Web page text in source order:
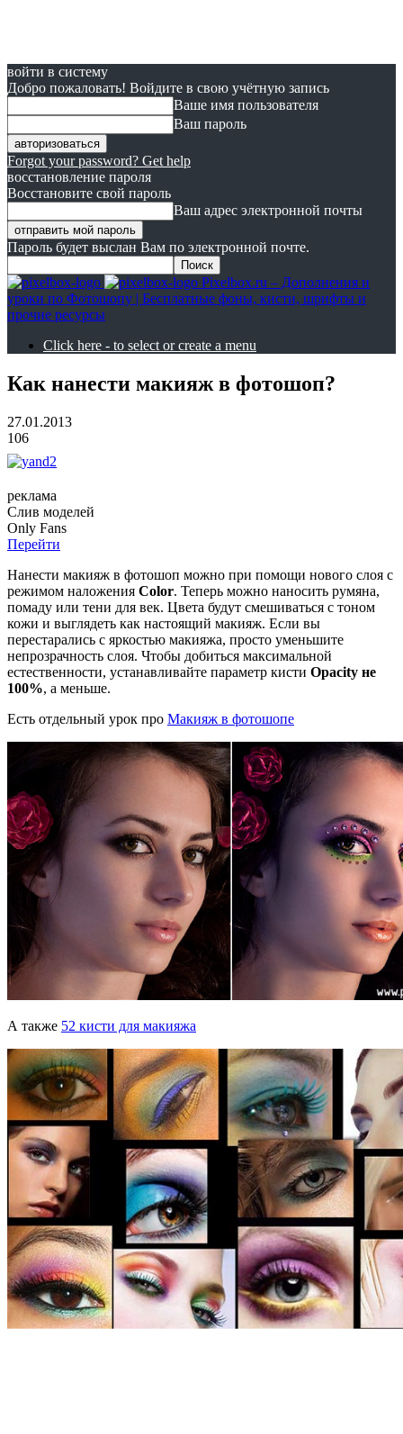
войти в систему
Добро пожаловать! Войдите в свою учётную запись
Ваше имя пользователя
Ваш пароль
Forgot your password? Get help
восстановление пароля
Восстановите свой пароль
Ваш адрес электронной почты
Пароль будет выслан Вам по электронной почте.
Pixelbox.ru – Дополнения и
уроки по Фотошопу | Бесплатные фоны, кисти, шрифты и
прочие ресурсы
Click here - to select or create a menu
Как нанести макияж в фотошоп?
27.01.2013
106
реклама
Слив моделей
Only Fans
Перейти
Нанести макияж в фотошоп можно при помощи нового слоя с
режимом наложения Color. Теперь можно наносить румяна,
помаду или тени для век. Цвета будут смешиваться с тоном
кожи и выглядеть как настоящий макияж. Если вы
перестарались с яркостью макияжа, просто уменьшите
непрозрачность слоя. Чтобы добиться максимальной
естественности, устанавливайте параметр кисти Opacity не
100%, а меньше.
Есть отдельный урок про Макияж в фотошопе
А также 52 кисти для макияжа